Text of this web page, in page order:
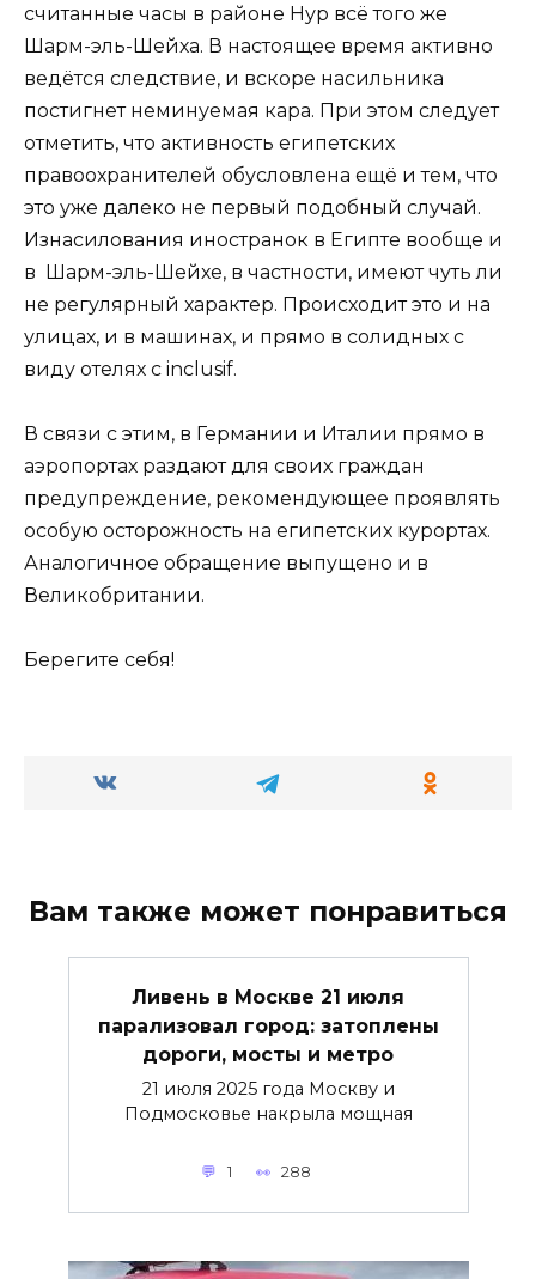
считанные часы в районе Нур всё того же
Шарм-эль-Шейха. В настоящее время активно
ведётся следствие, и вскоре насильника
постигнет неминуемая кара. При этом следует
отметить, что активность египетских
правоохранителей обусловлена ещё и тем, что
это уже далеко не первый подобный случай.
Изнасилования иностранок в Египте вообще и
в Шарм-эль-Шейхе, в частности, имеют чуть ли
не регулярный характер. Происходит это и на
улицах, и в машинах, и прямо в солидных с
виду отелях с inclusif.
В связи с этим, в Германии и Италии прямо в
аэропортах раздают для своих граждан
предупреждение, рекомендующее проявлять
особую осторожность на египетских курортах.
Аналогичное обращение выпущено и в
Великобритании.
Берегите себя!
Вам также может понравиться
Ливень в Москве 21 июля
парализовал город: затоплены
дороги, мосты и метро
21 июля 2025 года Москву и
Подмосковье накрыла мощная
1 288